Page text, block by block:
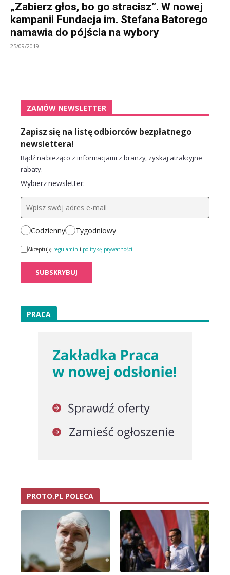
„Zabierz głos, bo go stracisz”. W nowej
kampanii Fundacja im. Stefana Batorego
namawia do pójścia na wybory
25/09/2019
ZAMÓW NEWSLETTER
Zapisz się na listę odbiorców bezpłatnego
newslettera!
Bądź na bieżąco z informacjami z branży, zyskaj atrakcyjne
rabaty.
Wybierz newsletter:
Codzienny Tygodniowy
Akceptuję regulamin i politykę prywatności
PRACA
PROTO.PL POLECA